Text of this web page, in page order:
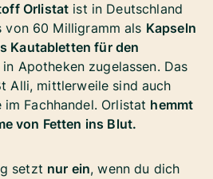
Orlistat ist in Deutschland
von 60 Milligramm als Kapseln
Kautabletten für den
in Apotheken zugelassen. Das
Alli, mittlerweile sind auch
Fachhandel. Orlistat hemmt
von Fetten ins Blut.
setzt nur ein, wenn du dich